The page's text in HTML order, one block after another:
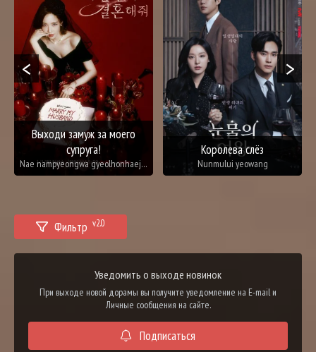
Выходи замуж за моего
супруга!
Nae nampyeongwa gyeolhonhaejwo
Королева слёз
Nunmului yeowang
< >
Фильтр v2.0
Уведомить о выходе новинок
При выходе новой дорамы вы получите уведомление на E-mail и
Личные сообщения на сайте.
Подписаться